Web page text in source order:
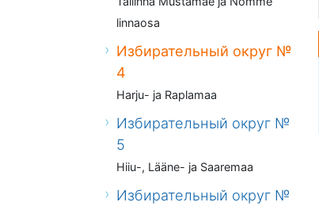
linnaosa
Избирательный округ №
4
Harju- ja Raplamaa
Избирательный округ №
5
Hiiu-, Lääne- ja Saaremaa
Избирательный округ №